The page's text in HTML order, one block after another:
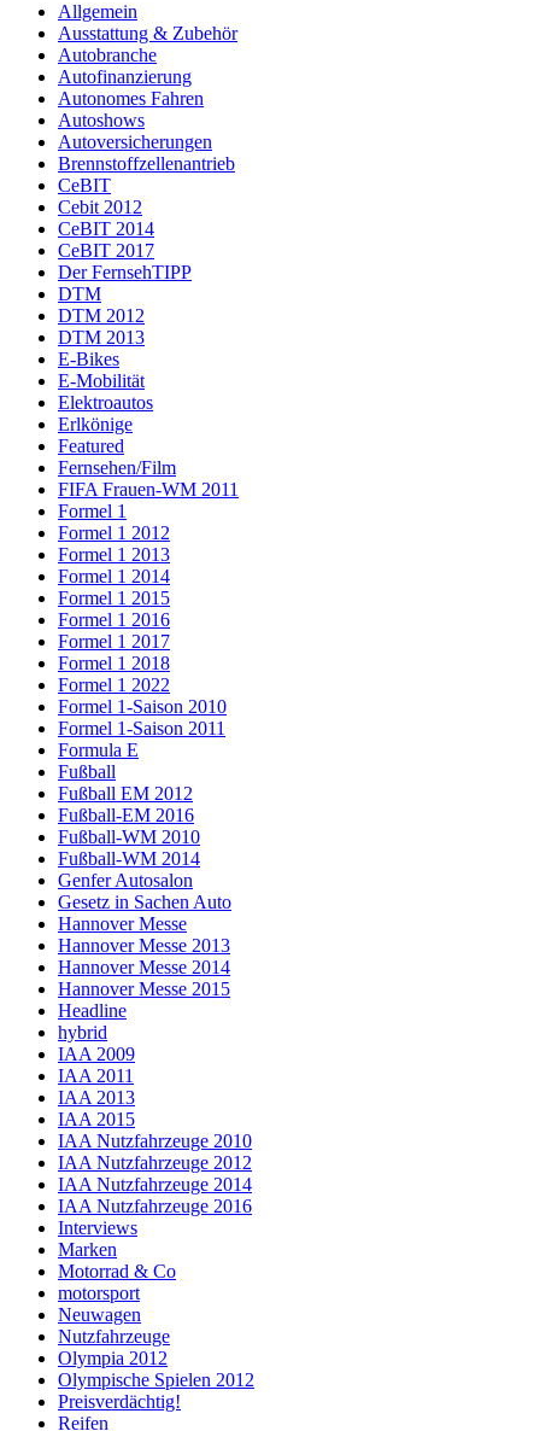
Allgemein
Ausstattung & Zubehör
Autobranche
Autofinanzierung
Autonomes Fahren
Autoshows
Autoversicherungen
Brennstoffzellenantrieb
CeBIT
Cebit 2012
CeBIT 2014
CeBIT 2017
Der FernsehTIPP
DTM
DTM 2012
DTM 2013
E-Bikes
E-Mobilität
Elektroautos
Erlkönige
Featured
Fernsehen/Film
FIFA Frauen-WM 2011
Formel 1
Formel 1 2012
Formel 1 2013
Formel 1 2014
Formel 1 2015
Formel 1 2016
Formel 1 2017
Formel 1 2018
Formel 1 2022
Formel 1-Saison 2010
Formel 1-Saison 2011
Formula E
Fußball
Fußball EM 2012
Fußball-EM 2016
Fußball-WM 2010
Fußball-WM 2014
Genfer Autosalon
Gesetz in Sachen Auto
Hannover Messe
Hannover Messe 2013
Hannover Messe 2014
Hannover Messe 2015
Headline
hybrid
IAA 2009
IAA 2011
IAA 2013
IAA 2015
IAA Nutzfahrzeuge 2010
IAA Nutzfahrzeuge 2012
IAA Nutzfahrzeuge 2014
IAA Nutzfahrzeuge 2016
Interviews
Marken
Motorrad & Co
motorsport
Neuwagen
Nutzfahrzeuge
Olympia 2012
Olympische Spielen 2012
Preisverdächtig!
Reifen